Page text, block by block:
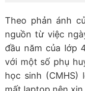
Theo phản ánh
nguồn từ việc
đầu năm của lớp
với một số phụ
học sinh